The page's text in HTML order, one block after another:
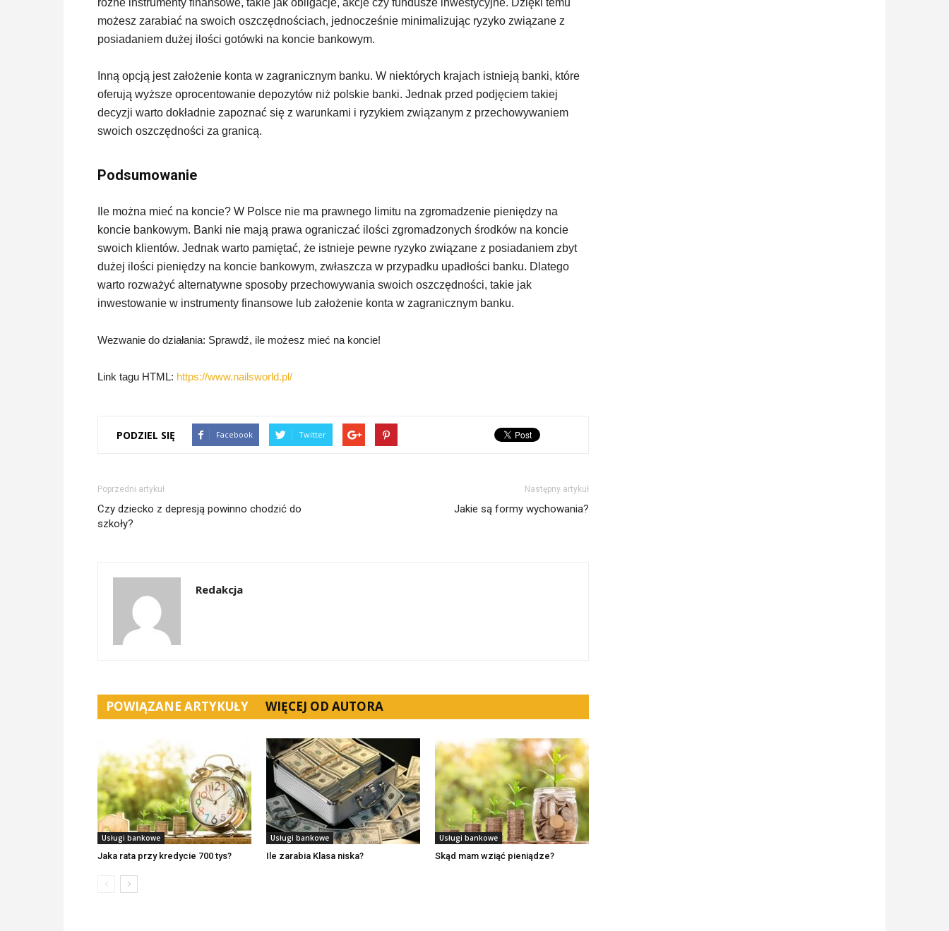
różne instrumenty finansowe, takie jak obligacje, akcje czy fundusze inwestycyjne. Dzięki temu
możesz zarabiać na swoich oszczędnościach, jednocześnie minimalizując ryzyko związane z
posiadaniem dużej ilości gotówki na koncie bankowym.
Inną opcją jest założenie konta w zagranicznym banku. W niektórych krajach istnieją banki, które
oferują wyższe oprocentowanie depozytów niż polskie banki. Jednak przed podjęciem takiej
decyzji warto dokładnie zapoznać się z warunkami i ryzykiem związanym z przechowywaniem
swoich oszczędności za granicą.
Podsumowanie
Ile można mieć na koncie? W Polsce nie ma prawnego limitu na zgromadzenie pieniędzy na
koncie bankowym. Banki nie mają prawa ograniczać ilości zgromadzonych środków na koncie
swoich klientów. Jednak warto pamiętać, że istnieje pewne ryzyko związane z posiadaniem zbyt
dużej ilości pieniędzy na koncie bankowym, zwłaszcza w przypadku upadłości banku. Dlatego
warto rozważyć alternatywne sposoby przechowywania swoich oszczędności, takie jak
inwestowanie w instrumenty finansowe lub założenie konta w zagranicznym banku.
Wezwanie do działania: Sprawdź, ile możesz mieć na koncie!
Link tagu HTML: https://www.nailsworld.pl/
PODZIEL SIĘ Facebook Twitter
Poprzedni artykuł
Czy dziecko z depresją powinno chodzić do
szkoły?
Następny artykuł
Jakie są formy wychowania?
Redakcja
POWIĄZANE ARTYKUŁY WIĘCEJ OD AUTORA
Usługi bankowe
Jaka rata przy kredycie 700 tys?
Usługi bankowe
Ile zarabia Klasa niska?
Usługi bankowe
Skąd mam wziąć pieniądze?